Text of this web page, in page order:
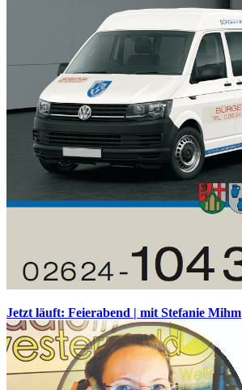
Jetzt läuft: Feierabend | mit Stefanie Mihm